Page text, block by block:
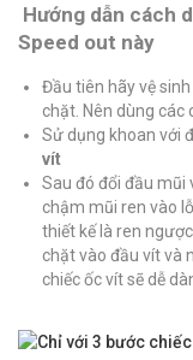
Hướng dẫn cách
Speed out này
Đầu tiên hãy vệ
chặt. Nên dùng các
Sử dụng khoan với
vít
Sau đó đổi đầu mũi
chậm mũi ren vào
thiết kế là ren
chặt vào đầu vít và
chiếc ốc vít sẽ dễ